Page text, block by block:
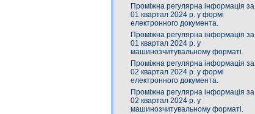
Проміжна регулярна інформація за
01 квартал 2024 р. у формі
електронного документа.
Проміжна регулярна інформація за
01 квартал 2024 р. у
машинозчитувальному форматі.
Проміжна регулярна інформація за
02 квартал 2024 р. у формі
електронного документа.
Проміжна регулярна інформація за
02 квартал 2024 р. у
машинозчитувальному форматі.